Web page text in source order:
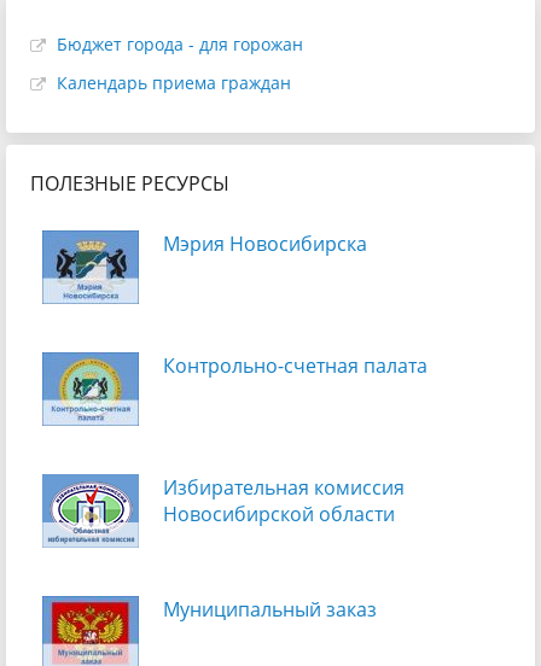
Бюджет города - для горожан
Календарь приема граждан
ПОЛЕЗНЫЕ РЕСУРСЫ
Мэрия Новосибирска
Контрольно-счетная палата
Избирательная комиссия
Новосибирской области
Муниципальный заказ